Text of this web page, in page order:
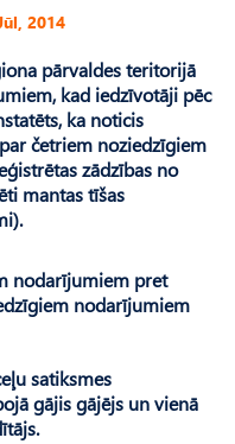
2014
pārvaldes teritorijā
kad iedzīvotāji pēc
ka noticis
četriem noziedzīgiem
zādzības no
mantas tīšas
nodarījumiem pret
nodarījumiem
satiksmes
gājis gājējs un vienā